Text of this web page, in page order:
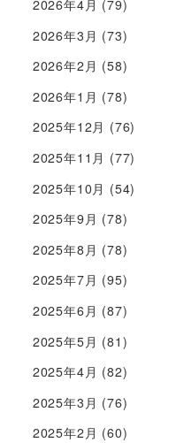
2026年4月 (79)
2026年3月 (73)
2026年2月 (58)
2026年1月 (78)
2025年12月 (76)
2025年11月 (77)
2025年10月 (54)
2025年9月 (78)
2025年8月 (78)
2025年7月 (95)
2025年6月 (87)
2025年5月 (81)
2025年4月 (82)
2025年3月 (76)
2025年2月 (60)